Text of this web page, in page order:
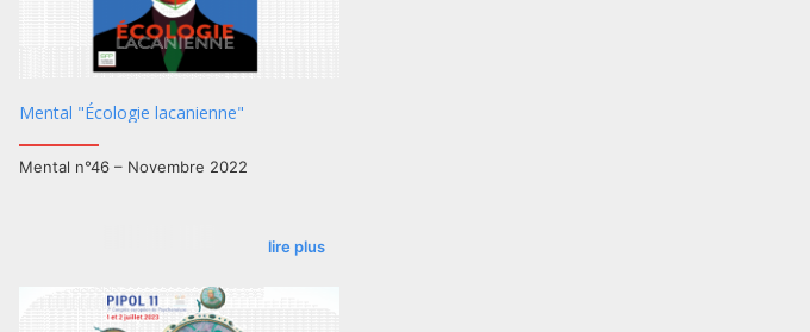
Mental "Écologie lacanienne"
Mental n°46 – Novembre 2022
lire plus